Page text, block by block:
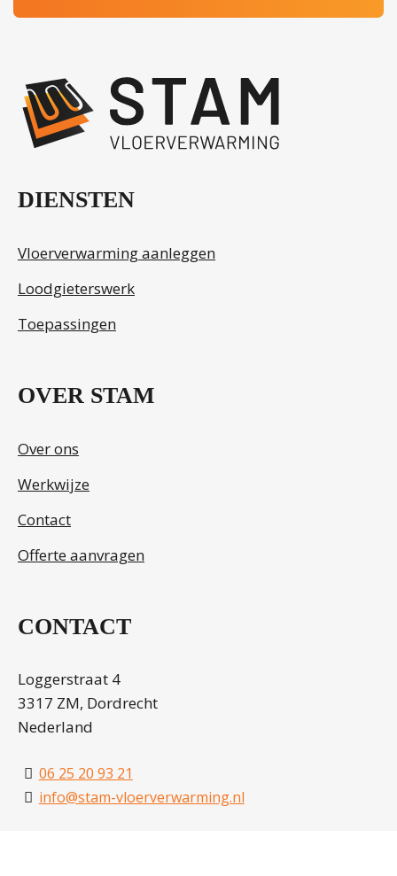
DIENSTEN
Vloerverwarming aanleggen
Loodgieterswerk
Toepassingen
OVER STAM
Over ons
Werkwijze
Contact
Offerte aanvragen
CONTACT
Loggerstraat 4
3317 ZM, Dordrecht
Nederland
06 25 20 93 21
info@stam-vloerverwarming.nl